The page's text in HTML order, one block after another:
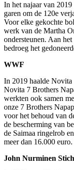
In het najaar van
garen om de 120e
Voor elke gekochte
werk van de Martha
ondersteunen. Aan
bedroeg het
WWF
In 2019 haalde
Novita 7 Brothers
werkten ook samen
onze 7 Brothers
voor het behoud van
de bescherming van
de Saimaa ringelrob
meer dan 16.000 euro.
John Nurminen